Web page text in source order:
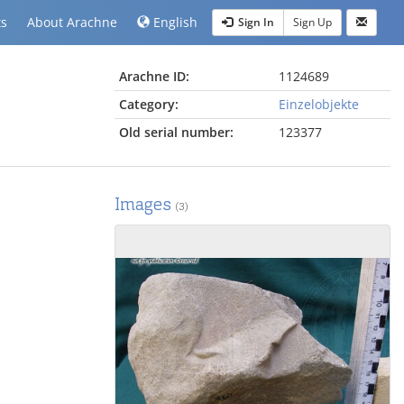
About Arachne English Sign In Sign Up
Arachne ID:
1124689
Category:
Einzelobjekte
Old serial number:
123377
Images (3)